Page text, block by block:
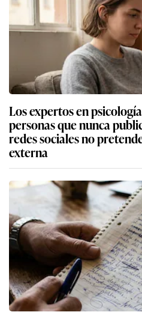
Los expertos en
personas que nunca
redes sociales no
externa